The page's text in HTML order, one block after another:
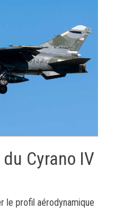
Cyrano IV
le profil aérodynamique